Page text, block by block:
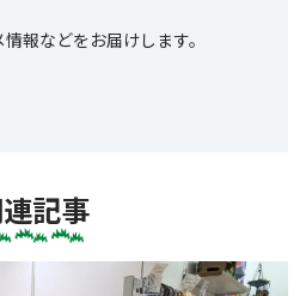
報などをお届けします。
記事